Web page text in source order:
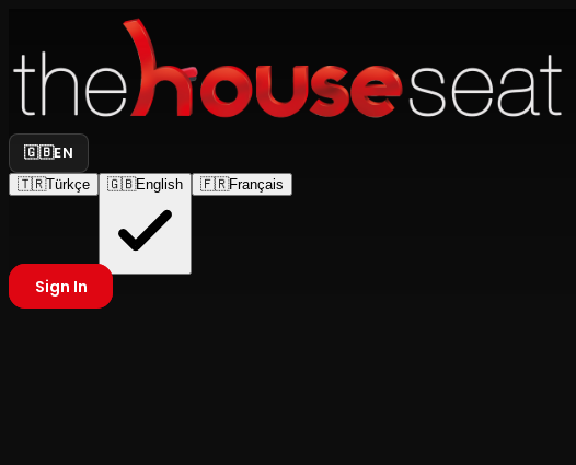
🇬🇧EN
🇹🇷Türkçe 🇬🇧English 🇫🇷Français
Sign In